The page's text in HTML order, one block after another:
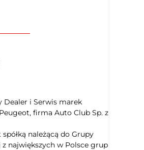
Stop
hamulec postojowy
Dealer i Serwis marek
firma Auto Club Sp. z
należącą do Grupy
największych w Polsce grup